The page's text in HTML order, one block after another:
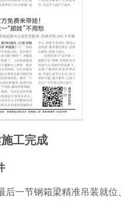
工完成
一节钢箱梁精准吊装就位